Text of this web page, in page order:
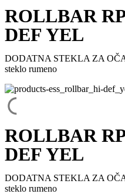
ROLLBAR
DEF YEL
DODATNA STEKLA ZA
steklo rumeno
ROLLBAR
DEF YEL
DODATNA STEKLA ZA
steklo rumeno